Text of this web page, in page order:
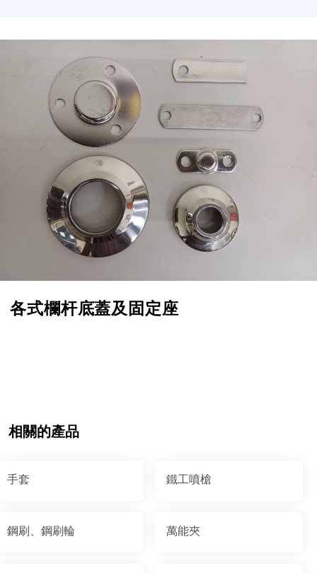
各式欄杆底蓋及固定座
相關的產品
手套 鐵工噴槍
鋼刷、鋼刷輪 萬能夾